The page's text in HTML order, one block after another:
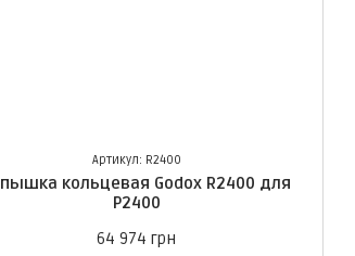
Артикул: R2400
кольцевая Godox R2400 для
P2400
64 974 грн